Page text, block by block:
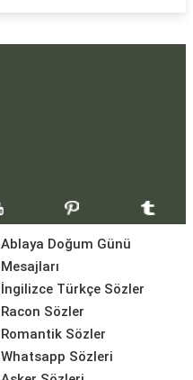
Ablaya Doğum Günü
Mesajları
İngilizce Türkçe Sözler
Racon Sözler
Romantik Sözler
Whatsapp Sözleri